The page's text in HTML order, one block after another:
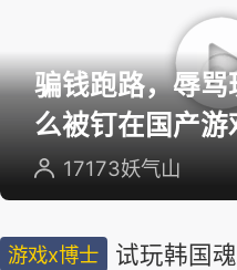
骗钱跑路，辱
么被钉在国产游
17173妖气山
游戏x博士
试玩韩国